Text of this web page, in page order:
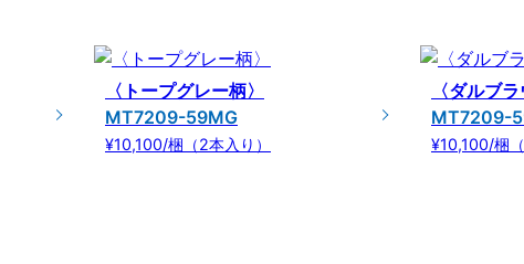
〈トープグレー柄〉
MT7209-59MG
¥10,100/梱（2本入り）
〈ダルブラ
MT7209-
¥10,100/梱（